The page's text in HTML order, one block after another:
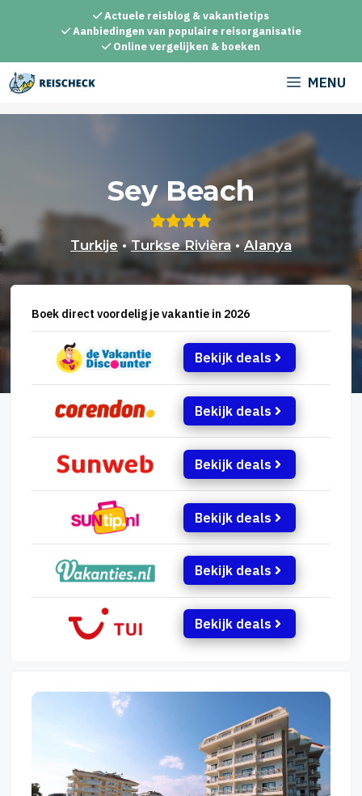
inhoud
Actuele reisblog & vakantietips
Aanbiedingen van populaire reisorganisatie
Online vergelijken & boeken
MENU
Sey Beach
Turkije • Turkse Rivièra •Alanya
Boek direct voordelig je vakantie in 2026
Bekijk deals
Bekijk deals
Bekijk deals
Bekijk deals
Bekijk deals
Bekijk deals